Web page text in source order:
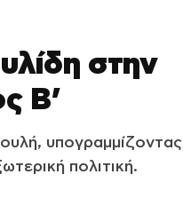
στην
Β’
υπογραμμίζοντας
πολιτική.